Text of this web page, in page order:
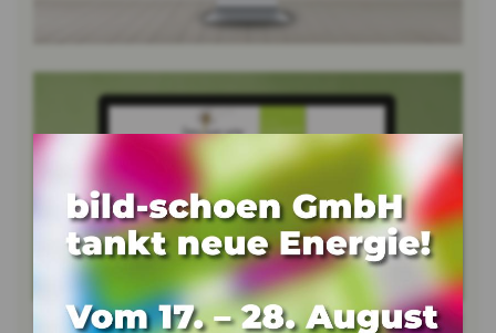
Bild vergrössern